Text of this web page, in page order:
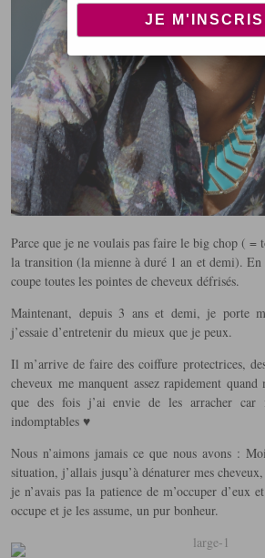
Parce que je ne voulais pas faire le big chop ( =
la transition (la mienne à duré 1 an et demi). En
coupe toutes les pointes de cheveux défrisés.
Maintenant, depuis 3 ans et demi, je porte
j’essaie d’entretenir du mieux que je peux.
Il m’arrive de faire des coiffure protectrices,
cheveux me manquent assez rapidement
que des fois j’ai envie de les arracher
indomptables ♥
Nous n’aimons jamais ce que nous avons :
situation, j’allais jusqu’à dénaturer mes
je n’avais pas la patience de m’occuper d’eux
occupe et je les assume, un pur bonheur.